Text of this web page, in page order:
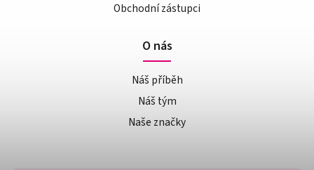
Obchodní zástupci
O nás
Náš příběh
Náš tým
Naše značky